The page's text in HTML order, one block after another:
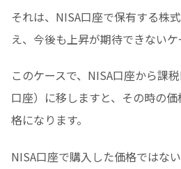
それは、NISA口座で保有する株
え、今後も上昇が期待できないケ
このケースで、NISA口座から課
口座）に移しますと、その時の
格になります。
NISA口座で購入した価格ではな